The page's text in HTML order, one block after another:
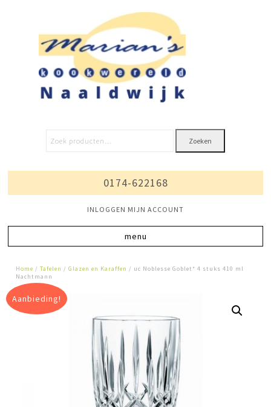
Zoeken
0174-622168
INLOGGEN MIJN ACCOUNT
Home /Tafelen /Glazen en Karaffen / uc Noblesse Goblet* 4 stuks 410 ml
Nachtmann
Aanbieding!